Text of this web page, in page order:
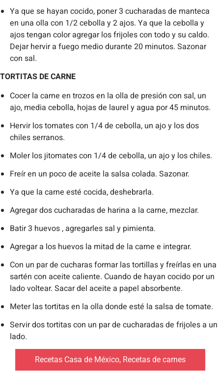
Ya que se hayan cocido, poner 3 cucharadas de manteca
en una olla con 1/2 cebolla y 2 ajos. Ya que la cebolla y
ajos tengan color agregar los frijoles con todo y su caldo.
Dejar hervir a fuego medio durante 20 minutos. Sazonar
con sal.
TORTITAS DE CARNE
Cocer la carne en trozos en la olla de presión con sal, un
ajo, media cebolla, hojas de laurel y agua por 45 minutos.
Hervir los tomates con 1/4 de cebolla, un ajo y los dos
chiles serranos.
Moler los jitomates con 1/4 de cebolla, un ajo y los chiles.
Freír en un poco de aceite la salsa colada. Sazonar.
Ya que la carne esté cocida, deshebrarla.
Agregar dos cucharadas de harina a la carne, mezclar.
Batir 3 huevos , agregarles sal y pimienta.
Agregar a los huevos la mitad de la carne e integrar.
Con un par de cucharas formar las tortillas y freírlas en una
sartén con aceite caliente. Cuando de hayan cocido por un
lado voltear. Sacar del aceite a papel absorbente.
Meter las tortitas en la olla donde esté la salsa de tomate.
Servir dos tortitas con un par de cucharadas de frijoles a un
lado.
Recetas Casa de México, Recetas de carnes